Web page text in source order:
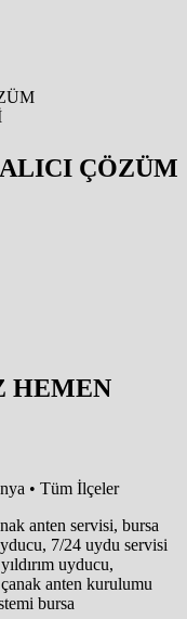
ÇÖZÜM
HEMEN
• Tüm İlçeler
anten servisi, bursa
7/24 uydu servisi
uyducu,
anten kurulumu
bursa